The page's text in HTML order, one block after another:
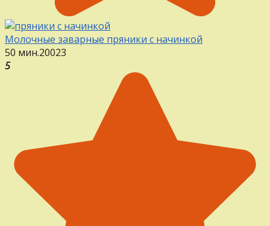
Молочные заварные пряники с начинкой
50 мин.20023
5